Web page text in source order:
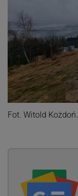
Fot. Witold Kożdoń.